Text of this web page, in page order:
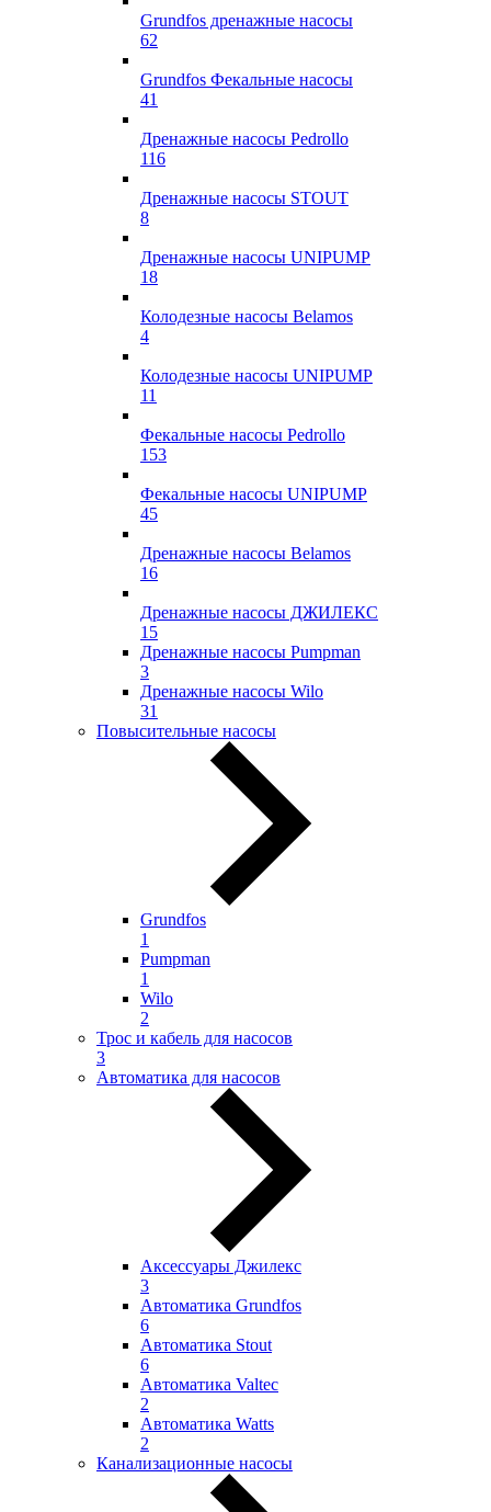
Grundfos дренажные насосы
62
Grundfos Фекальные насосы
41
Дренажные насосы Pedrollo
116
Дренажные насосы STOUT
8
Дренажные насосы UNIPUMP
18
Колодезные насосы Belamos
4
Колодезные насосы UNIPUMP
11
Фекальные насосы Pedrollo
153
Фекальные насосы UNIPUMP
45
Дренажные насосы Belamos
16
Дренажные насосы ДЖИЛЕКС
15
Дренажные насосы Pumpman
3
Дренажные насосы Wilo
31
Повысительные насосы
Grundfos
1
Pumpman
1
Wilo
2
Трос и кабель для насосов
3
Автоматика для насосов
Аксессуары Джилекс
3
Автоматика Grundfos
6
Автоматика Stout
6
Автоматика Valtec
2
Автоматика Watts
2
Канализационные насосы